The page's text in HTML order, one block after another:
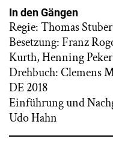
In den Gängen
Regie: Thomas Stuber
Besetzung: Franz
Kurth, Henning Peker
Drehbuch: Clemens
DE 2018
Einführung und
Udo Hahn